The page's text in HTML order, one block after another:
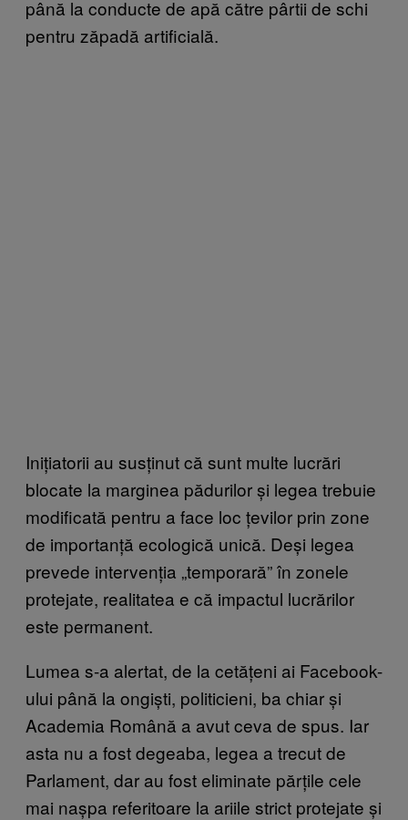
până la conducte de apă către pârtii de schi
pentru zăpadă artificială.
Inițiatorii au susținut că sunt multe lucrări
blocate la marginea pădurilor și legea trebuie
modificată pentru a face loc țevilor prin zone
de importanță ecologică unică. Deși legea
prevede intervenția „temporară” în zonele
protejate, realitatea e că impactul lucrărilor
este permanent.
Lumea s-a alertat, de la cetățeni ai Facebook-
ului până la ongiști, politicieni, ba chiar și
Academia Română a avut ceva de spus. Iar
asta nu a fost degeaba, legea a trecut de
Parlament, dar au fost eliminate părțile cele
mai nașpa referitoare la ariile strict protejate și